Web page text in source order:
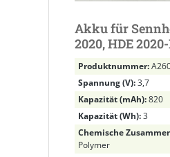
Akku für Sennheiser HDE
2020, HDE
2020-D-II ersetz
H383562 Li-
820mAh
Produktnummer:
Spannung (V):3,7
Kapazität (mAh):820
Kapazität (Wh):3
Chemische
Polymer